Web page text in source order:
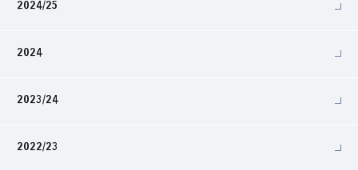
2024/25
2024
2023/24
2022/23